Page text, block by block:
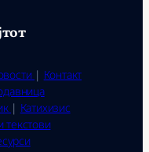
| Контакт
| Катихизис
текстови